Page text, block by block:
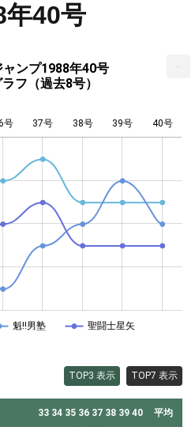
年40号
ンプ1988年40号
フ（過去8号）
号 37号 38号 39号 40号
魁!!男塾 聖闘士星矢
TOP3 表示 TOP7 表示
33 34 35 36 37 38 39 40 平均